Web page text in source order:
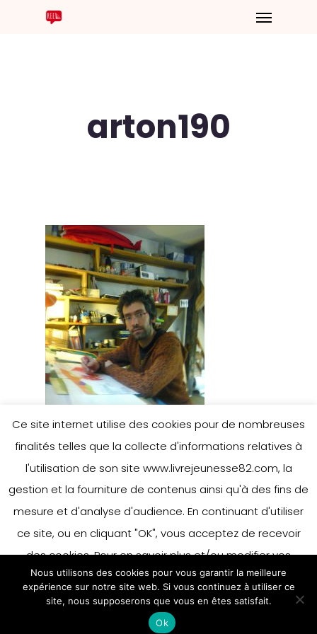
arton190
Leave a Reply
You must belogged into post a
comment.
Ce site internet utilise des cookies pour de nombreuses
finalités telles que la collecte d'informations relatives à
l'utilisation de son site www.livrejeunesse82.com, la
gestion et la fourniture de contenus ainsi qu'à des fins de
mesure et d'analyse d'audience. En continuant d'utiliser
ce site, ou en cliquant "OK", vous acceptez de recevoir
des cookies. Pour en savoir plus et/ou modifier vos
préférences en matière de cookies, merci de vous référer
à notre politique sur les cookies.
Accepter
En savoir plus
Nous utilisons des cookies pour vous garantir la meilleure
expérience sur notre site web. Si vous continuez à utiliser ce
site, nous supposerons que vous en êtes satisfait.
Ok